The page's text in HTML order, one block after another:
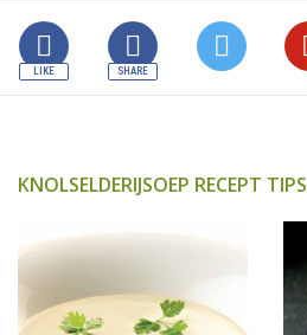
KNOLSELDERIJSOEP RECEPT TIPS